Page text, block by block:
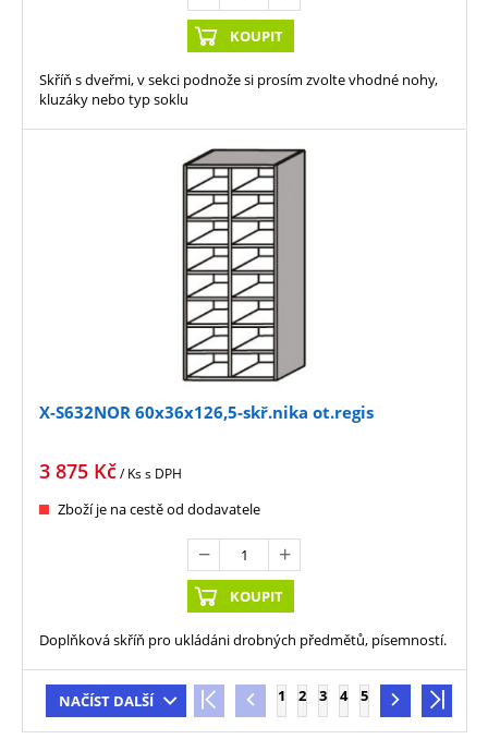
KOUPIT
Skříň s dveřmi, v sekci podnože si prosím zvolte vhodné nohy,
kluzáky nebo typ soklu
X-S632NOR 60x36x126,5-skř.nika ot.regis
3 875 Kč/ Kss DPH
Zboží je na cestě od dodavatele
KOUPIT
Doplňková skříň pro ukládáni drobných předmětů, písemností.
NAČÍST DALŠÍ 1 2 3 4 5